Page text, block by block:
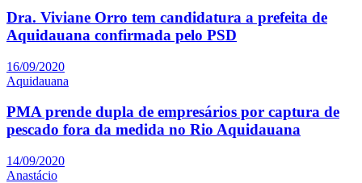
Dra. Viviane Orro tem candidatura a prefeita de
Aquidauana confirmada pelo PSD
16/09/2020
Aquidauana
PMA prende dupla de empresários por captura de
pescado fora da medida no Rio Aquidauana
14/09/2020
Anastácio